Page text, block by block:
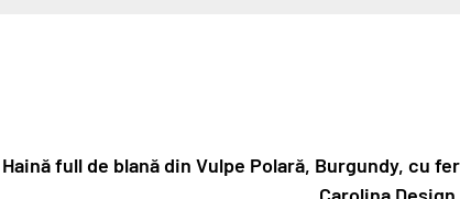
Haină full de blană din Vulpe Polară, Burgundy, cu